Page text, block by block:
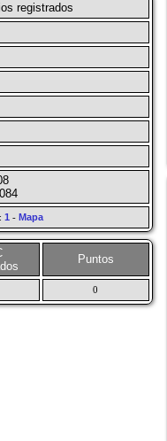
registrados
1 - Mapa
Puntos
0